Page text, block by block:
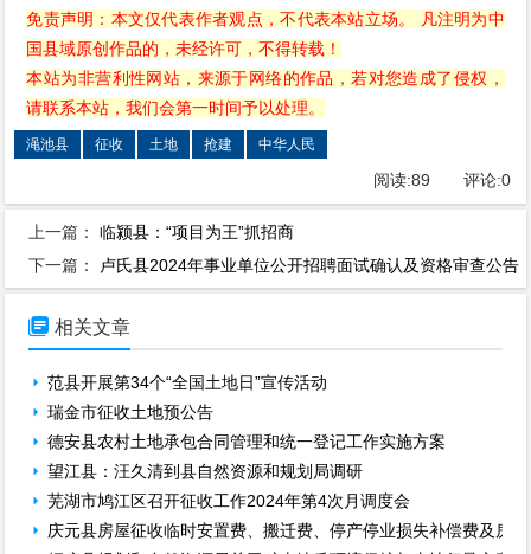
免责声明：本文仅代表作者观点，不代表本站立场。 凡注明为中
国县域原创作品的，未经许可，不得转载！
本站为非营利性网站，来源于网络的作品，若对您造成了侵权，
请联系本站，我们会第一时间予以处理。
渑池县 征收 土地 抢建 中华人民
阅读:89 评论:0
上一篇：临颍县：“项目为王”抓招商
下一篇： 卢氏县2024年事业单位公开招聘面试确认及资格审查公告
 相关文章
范县开展第34个“全国土地日”宣传活动
瑞金市征收土地预公告
德安县农村土地承包合同管理和统一登记工作实施方案
望江县：汪久清到县自然资源和规划局调研
芜湖市鸠江区召开征收工作2024年第4次月调度会
庆元县房屋征收临时安置费、搬迁费、停产停业损失补偿费及房